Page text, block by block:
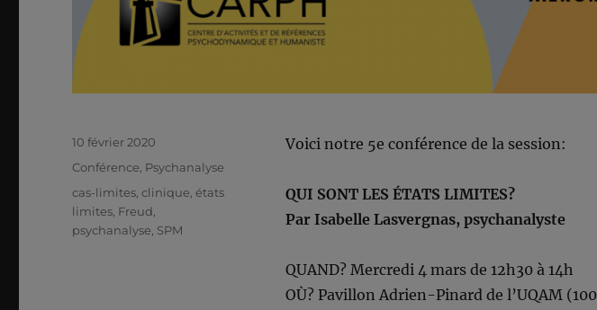
Voici notre 5e conférence de la session:
QUI SONT LES ÉTATS LIMITES?
Par Isabelle Lasvergnas, psychanalyste
QUAND? Mercredi 4 mars de 12h30 à 14h
OÙ? Pavillon Adrien-Pinard de l’UQAM
Publié
le
10 février 2020
Catégories
Conférence, Psychanalyse
Étiquettes
cas-limites,clinique,états
limites, Freud,
psychanalyse, SPM